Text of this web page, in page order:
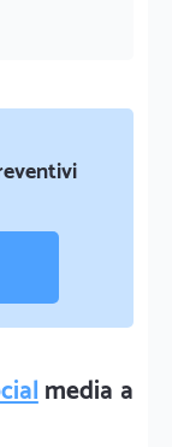
media a